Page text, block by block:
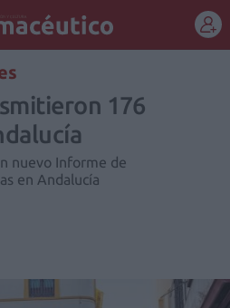
176
nuevo Informe de
en Andalucía